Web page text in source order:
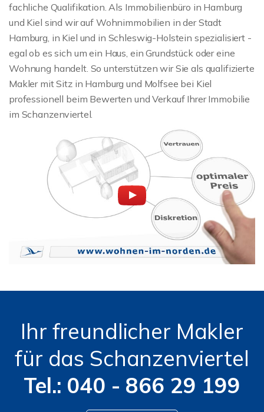
fachliche Qualifikation. Als Immobilienbüro in Hamburg
und Kiel sind wir auf Wohnimmobilien in der Stadt
Hamburg, in Kiel und in Schleswig-Holstein spezialisiert -
egal ob es sich um ein Haus, ein Grundstück oder eine
Wohnung handelt. So unterstützen wir Sie als qualifizierte
Makler mit Sitz in Hamburg und Molfsee bei Kiel
professionell beim Bewerten und Verkauf Ihrer Immobilie
im Schanzenviertel.
Ihr freundlicher Makler
für das Schanzenviertel
Tel.: 040 - 866 29 199